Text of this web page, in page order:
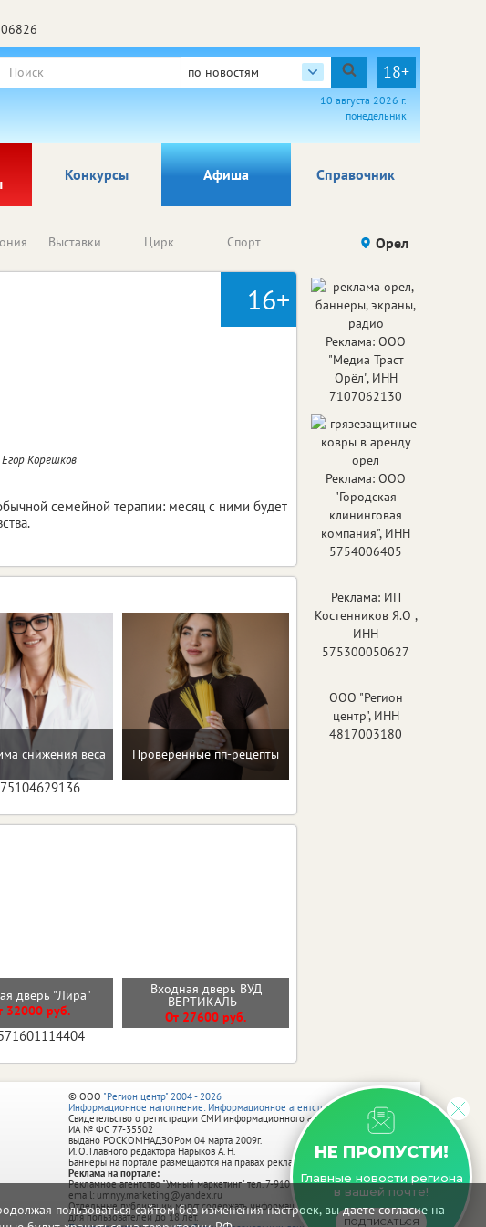
пользоваться сайтом без изменения настроек, вы даете согласие на
по новостям 18+
10 августа 2026 г.
понедельник
Афиша Справочник
Конкурсы
Выставки Цирк Спорт конкурсов
Орел
16+
Корешков
семейной терапии: месяц с ними будет
снижения веса Проверенные пп-рецепты
дверь "Лира"
32000 руб.
Входная дверь ВУД
ВЕРТИКАЛЬ
От 27600 руб.
Реклама: ООО
"Медиа Траст
Орёл", ИНН
7107062130
Реклама: ООО
"Городская
клининговая
компания", ИНН
5754006405
Реклама: ИП
Костенников Я.О ,
ИНН
575300050627
ООО "Регион
центр", ИНН
4817003180
НЕ ПРОПУСТИ!
Главные новости региона
в вашей почте!
ПОДПИСАТЬСЯ
© ООО "Регион центр" 2004 - 2026
Информационное наполнение: Информационное агентство vRossii.ru
Свидетельство о регистрации СМИ информационного агентства vRossii.ru
ИА № ФС 77‑35502
выдано РОСКОМНАДЗОРом 04 марта 2009г.
И. О. Главного редактора Нарыков А. Н.
Баннеры на портале размещаются на правах рекламы.
Реклама на портале:
Рекламное агентство "Умный маркетинг" тел. 7-910-267-70-40,
email: umnyy.marketing@yandex.ru
Отдельные публикации могут содержать информацию, не предназначенную
для пользователей до 18 лет.